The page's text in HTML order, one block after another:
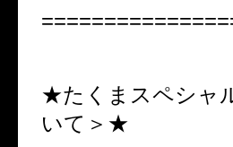
★たくまスペシャ
いて＞★